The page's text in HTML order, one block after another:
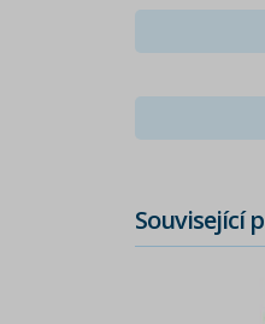
Související